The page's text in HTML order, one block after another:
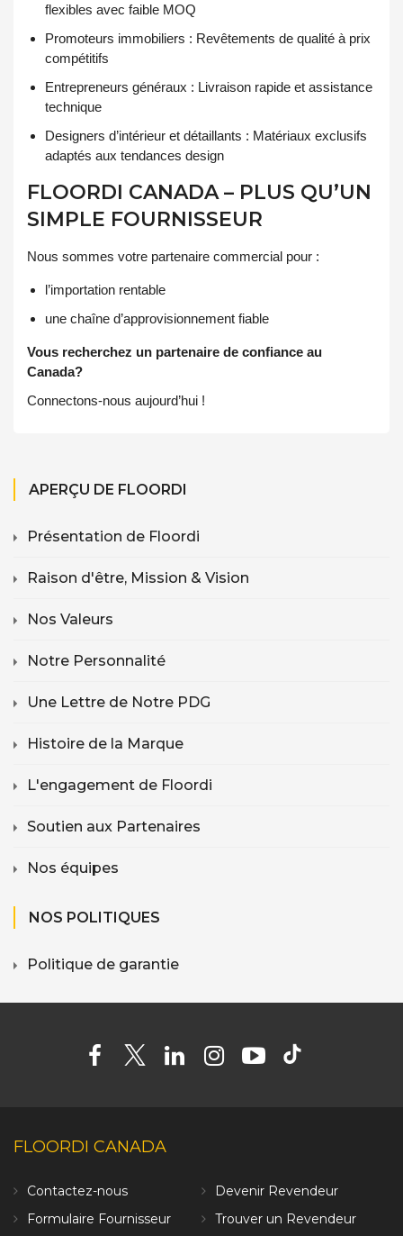
flexibles avec faible MOQ
Promoteurs immobiliers : Revêtements de qualité à prix
compétitifs
Entrepreneurs généraux : Livraison rapide et assistance
technique
Designers d’intérieur et détaillants : Matériaux exclusifs
adaptés aux tendances design
FLOORDI CANADA – PLUS QU’UN
SIMPLE FOURNISSEUR
Nous sommes votre partenaire commercial pour :
l’importation rentable
une chaîne d’approvisionnement fiable
Vous recherchez un partenaire de confiance au
Canada?
Connectons-nous aujourd’hui !
APERÇU DE FLOORDI
Présentation de Floordi
Raison d'être, Mission & Vision
Nos Valeurs
Notre Personnalité
Une Lettre de Notre PDG
Histoire de la Marque
L'engagement de Floordi
Soutien aux Partenaires
Nos équipes
NOS POLITIQUES
Politique de garantie
FLOORDI CANADA
Contactez-nous
Devenir Revendeur
Formulaire Fournisseur
Trouver un Revendeur